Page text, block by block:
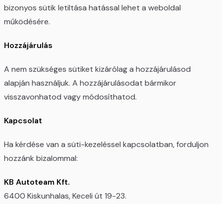
bizonyos sütik letiltása hatással lehet a weboldal
működésére.
Hozzájárulás
A nem szükséges sütiket kizárólag a hozzájárulásod
alapján használjuk. A hozzájárulásodat bármikor
visszavonhatod vagy módosíthatod.
Kapcsolat
Ha kérdése van a süti-kezeléssel kapcsolatban, forduljon
hozzánk bizalommal:
KB Autoteam Kft.
6400 Kiskunhalas, Keceli út 19-23.